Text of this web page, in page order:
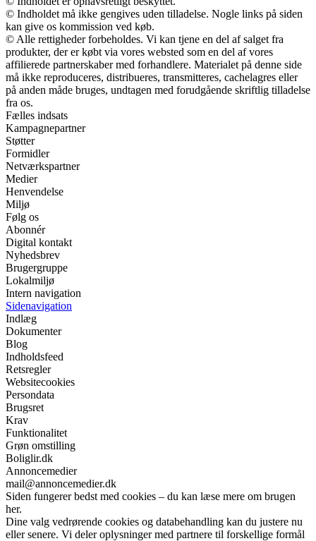
© Indholdet må ikke gengives uden tilladelse. Nogle links på siden
kan give os kommission ved køb.
© Alle rettigheder forbeholdes. Vi kan tjene en del af salget fra
produkter, der er købt via vores websted som en del af vores
affilierede partnerskaber med forhandlere. Materialet på denne side
må ikke reproduceres, distribueres, transmitteres, cachelagres eller
på anden måde bruges, undtagen med forudgående skriftlig tilladelse
fra os.
Fælles indsats
Kampagnepartner
Støtter
Formidler
Netværkspartner
Medier
Henvendelse
Miljø
Følg os
Abonnér
Digital kontakt
Nyhedsbrev
Brugergruppe
Lokalmiljø
Intern navigation
Sidenavigation
Indlæg
Dokumenter
Blog
Indholdsfeed
Retsregler
Websitecookies
Persondata
Brugsret
Krav
Funktionalitet
Grøn omstilling
Boliglir.dk
Annoncemedier
mail@annoncemedier.dk
Siden fungerer bedst med cookies – du kan læse mere om brugen
her.
Dine valg vedrørende cookies og databehandling kan du justere nu
eller senere. Vi deler oplysninger med partnere til forskellige formål